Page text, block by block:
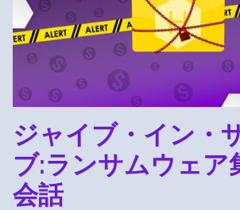
ジャイブ・イン・
ブ:ランサムウェア
会話